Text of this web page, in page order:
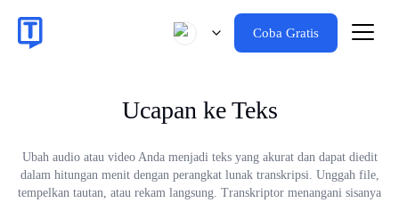
Coba Gratis
Ucapan ke Teks
Ubah audio atau video Anda menjadi teks yang akurat dan dapat diedit
dalam hitungan menit dengan perangkat lunak transkripsi. Unggah file,
tempelkan tautan, atau rekam langsung. Transkriptor menangani sisanya